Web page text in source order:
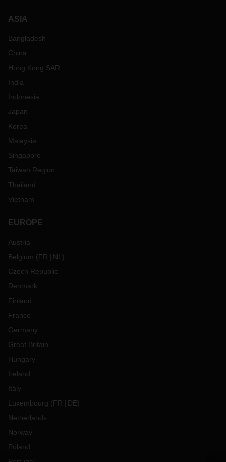
ASIA
Bangladesh
China
Hong Kong SAR
India
Indonesia
Japan
Korea
Malaysia
Singapore
Taiwan Region
Thailand
Vietnam
EUROPE
Austria
Belgium (FR NL )
Czech Republic
Denmark
Finland
France
Germany
Great Britain
Hungary
Ireland
Italy
Luxembourg (FR DE)
Netherlands
Norway
Poland